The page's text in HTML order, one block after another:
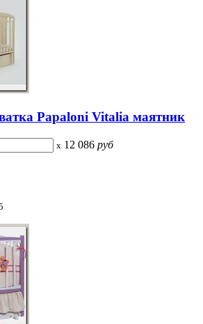
Papaloni Vitalia маятник
x 12 086 руб